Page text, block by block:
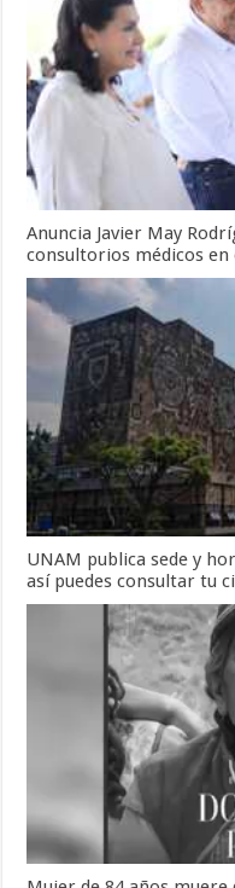
Anuncia Javier May
consultorios médicos en
UNAM publica sede y
así puedes consultar tu